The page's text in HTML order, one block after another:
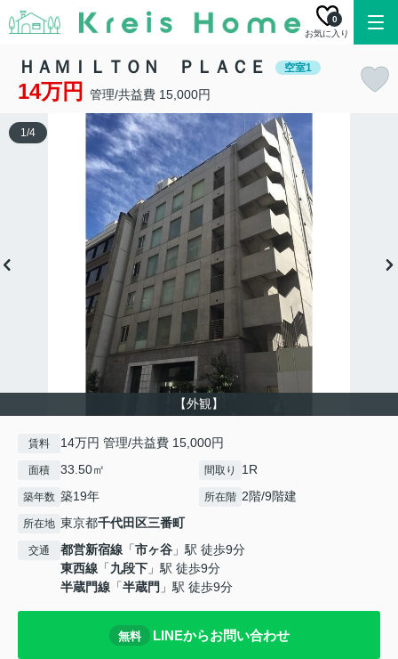
お気に入り
0
ＨＡＭＩＬＴＯＮ ＰＬＡＣＥ 空室1
14万円 管理/共益費 15,000円
【外観】
1/4
賃料 14万円 管理/共益費 15,000円
面積 33.50㎡ 間取り 1R
築年数 築19年 所在階 2階/9階建
所在地 東京都千代田区三番町
交通 都営新宿線 「市ヶ谷 」駅 徒歩9分
東西線 「九段下 」駅 徒歩9分
半蔵門線 「半蔵門 」駅 徒歩9分
無料 LINEからお問い合わせ